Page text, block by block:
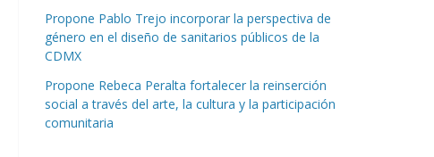
Propone Pablo Trejo incorporar la perspectiva de
género en el diseño de sanitarios públicos de la
CDMX
Propone Rebeca Peralta fortalecer la reinserción
social a través del arte, la cultura y la participación
comunitaria